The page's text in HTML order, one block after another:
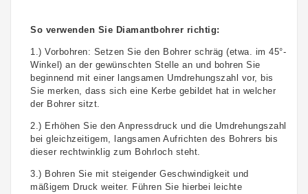
So verwenden Sie Diamantbohrer richtig:
1.) Vorbohren: Setzen Sie den Bohrer schräg (etwa. im 45°-
Winkel) an der gewünschten Stelle an und bohren Sie
beginnend mit einer langsamen Umdrehungszahl vor, bis
Sie merken, dass sich eine Kerbe gebildet hat in welcher
der Bohrer sitzt.
2.) Erhöhen Sie den Anpressdruck und die Umdrehungszahl
bei gleichzeitigem, langsamen Aufrichten des Bohrers bis
dieser rechtwinklig zum Bohrloch steht.
3.) Bohren Sie mit steigender Geschwindigkeit und
mäßigem Druck weiter. Führen Sie hierbei leichte